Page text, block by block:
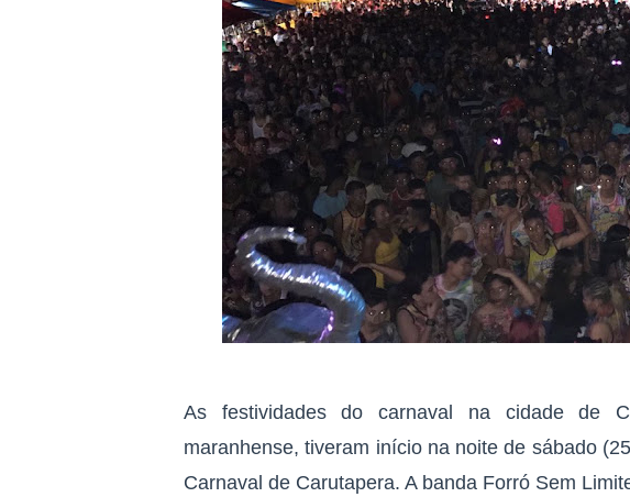
As festividades do carnaval na cidade de
maranhense, tiveram início na noite de sábado
Carnaval de Carutapera. A banda Forró Sem